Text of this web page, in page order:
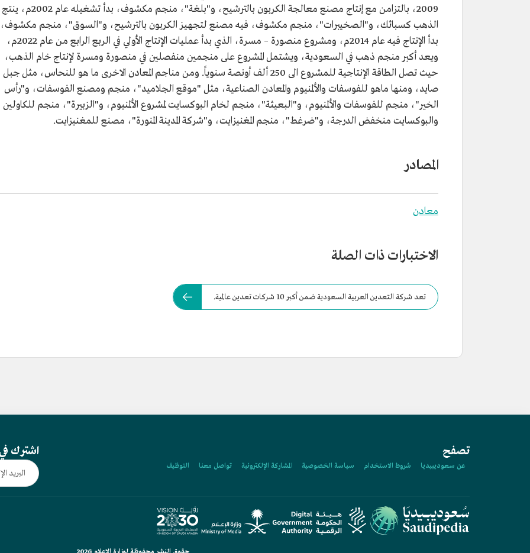
2009، بالتزامن مع إنتاج مصنع معالجة الكربون بالترشيح، و"بلغة"، منجم مكشوف، بدأ تشغيله عام 2002م، ينتج
الذهب كسبائك، و"الصخيبرات"، منجم مكشوف، فيه مصنع لتجهيز الكربون بالترشيح، و"السوق"، منجم مكشوف،
بدأ الإنتاج فيه عام 2014م، ومشروع منصورة – مسرة، الذي بدأ عمليات الإنتاج الأولي في الربع الرابع من عام 2022م،
ويعد أكبر منجم ذهب في السعودية، ويشتمل المشروع على منجمين منفصلين في منصورة ومسرة لإنتاج خام الذهب،
حيث تصل الطاقة الإنتاجية للمشروع الى 250 ألف أونصة سنوياً. ومن مناجم المعادن الاخرى ما هو للنحاس، مثل جبل
صايد، ومنها ماهو للفوسفات والألمنيوم والمعادن الصناعية، مثل "موقع الجلاميد"، منجم ومصنع الفوسفات، و"رأس
الخير"، منجم للفوسفات والألمنيوم، و"البعيثة"، منجم لخام البوكسايت لمشروع الألمنيوم، و"الزبيرة"، منجم للكاولين
والبوكسايت منخفض الدرجة، و"ضرغط"، منجم المغنيزايت، و"شركة المدينة المنورة"، مصنع للمغنيزايت.
المصادر
معادن
الاختبارات ذات الصلة
تعد شركة التعدين العربية السعودية ضمن أكبر 10 شركات تعدين عالمية.
تصفح
عن سعوديبيديا شروط الاستخدام سياسة الخصوصية المشاركة الإلكترونية تواصل معنا التوظيف
اشترك